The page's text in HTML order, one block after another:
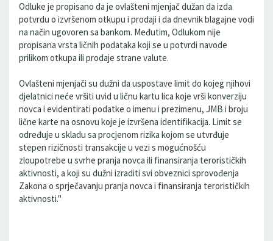
Odluke je propisano da je ovlašteni mjenjač dužan da izda
potvrdu o izvršenom otkupu i prodaji i da dnevnik blagajne vodi
na način ugovoren sa bankom. Međutim, Odlukom nije
propisana vrsta ličnih podataka koji se u potvrdi navode
prilikom otkupa ili prodaje strane valute.
Ovlašteni mjenjači su dužni da uspostave limit do kojeg njihovi
djelatnici neće vršiti uvid u ličnu kartu lica koje vrši konverziju
novca i evidentirati podatke o imenu i prezimenu, JMB i broju
lične karte na osnovu koje je izvršena identifikacija. Limit se
određuje u skladu sa procjenom rizika kojom se utvrđuje
stepen rizičnosti transakcije u vezi s mogućnošću
zloupotrebe u svrhe pranja novca ili finansiranja terorističkih
aktivnosti, a koji su dužni izraditi svi obveznici sprovođenja
Zakona o sprječavanju pranja novca i finansiranja terorističkih
aktivnosti."